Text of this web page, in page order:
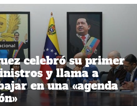
celebró su primer
y llama a
en una «agenda